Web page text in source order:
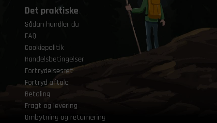
Det praktiske
Sådan handler du
FAQ
Cookiepolitik
Handelsbetingelser
Fortrydelsesret
Fortryd aftale
Betaling
Fragt og levering
Ombytning og returnering